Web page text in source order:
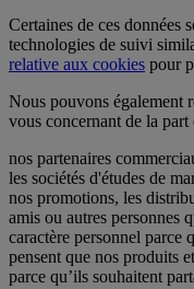
Certaines de ces données
technologies de suivi
relative aux cookies pour
Nous pouvons également
vous concernant de la part
nos partenaires
les sociétés d'études de
nos promotions, les
amis ou autres personnes
caractère personnel parce
pensent que nos produits
parce qu’ils souhaitent